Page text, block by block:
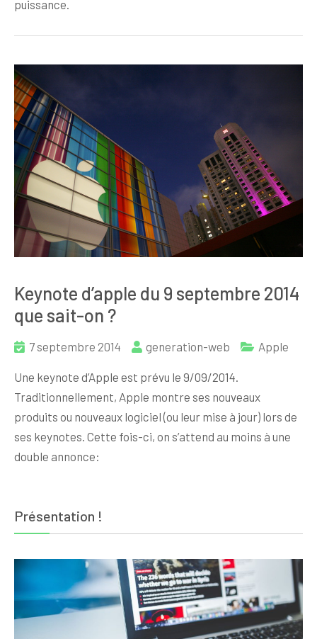
puissance.
Keynote d’apple du 9 septembre 2014
que sait-on ?
7 septembre 2014 generation-web Apple
Une keynote d’Apple est prévu le 9/09/2014.
Traditionnellement, Apple montre ses nouveaux
produits ou nouveaux logiciel (ou leur mise à jour) lors de
ses keynotes. Cette fois-ci, on s’attend au moins à une
double annonce:
Présentation !